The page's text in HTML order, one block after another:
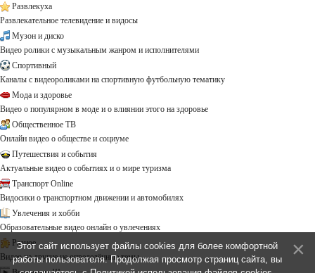
Развлекуха
Развлекательное телевидение и видосы
Музон и диско
Видео ролики с музыкальным жанром и исполнителями
Спортивный
Каналы с видеороликами на спортивную футбольную тематику
Мода и здоровье
Видео о популярном в моде и о влиянии этого на здоровье
Общественное ТВ
Онлайн видео о обществе и социуме
Путешествия и события
Актуальные видео о событиях и о мире туризма
Транспорт Online
Видосики о транспортном движении и автомобилях
Увлечения и хобби
Образовательные видео онлайн о увлечениях
Разное
Видео на другие не определённые темы ...
Этот сайт использует файлы cookies для более комфортной
работы пользователя. Продолжая просмотр страниц сайта, вы